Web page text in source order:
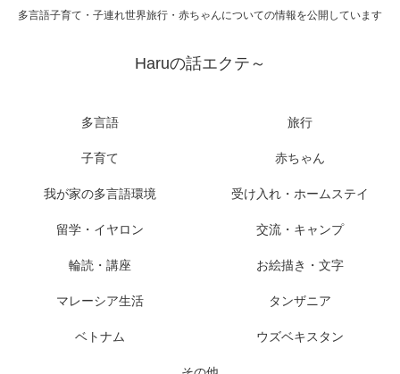
多言語子育て・子連れ世界旅行・赤ちゃんについての情報を公開しています
Haruの話エクテ～
多言語 旅行
子育て 赤ちゃん
我が家の多言語環境 受け入れ・ホームステイ
留学・イヤロン 交流・キャンプ
輪読・講座 お絵描き・文字
マレーシア生活 タンザニア
ベトナム ウズベキスタン